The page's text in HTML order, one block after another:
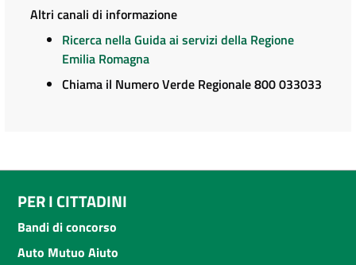
Altri canali di informazione
Ricerca nella Guida ai servizi della Regione
Emilia Romagna
Chiama il Numero Verde Regionale 800 033033
PER I CITTADINI
Bandi di concorso
Auto Mutuo Aiuto